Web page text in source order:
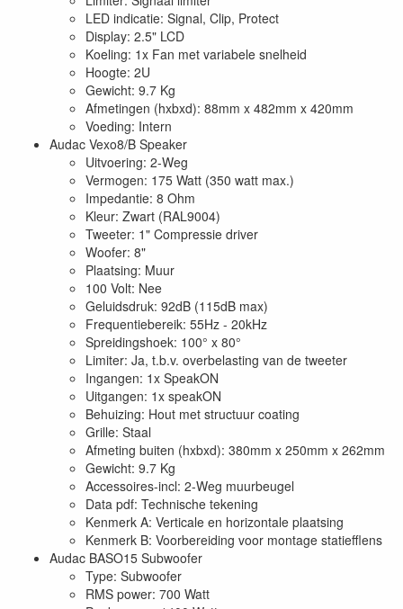
LED indicatie: Signal, Clip, Protect
Display: 2.5" LCD
Koeling: 1x Fan met variabele snelheid
Hoogte: 2U
Gewicht: 9.7 Kg
Afmetingen (hxbxd): 88mm x 482mm x 420mm
Voeding: Intern
Audac Vexo8/B Speaker
Uitvoering: 2-Weg
Vermogen: 175 Watt (350 watt max.)
Impedantie: 8 Ohm
Kleur: Zwart (RAL9004)
Tweeter: 1" Compressie driver
Woofer: 8"
Plaatsing: Muur
100 Volt: Nee
Geluidsdruk: 92dB (115dB max)
Frequentiebereik: 55Hz - 20kHz
Spreidingshoek: 100° x 80°
Limiter: Ja, t.b.v. overbelasting van de tweeter
Ingangen: 1x SpeakON
Uitgangen: 1x speakON
Behuizing: Hout met structuur coating
Grille: Staal
Afmeting buiten (hxbxd): 380mm x 250mm x 262mm
Gewicht: 9.7 Kg
Accessoires-incl: 2-Weg muurbeugel
Data pdf: Technische tekening
Kenmerk A: Verticale en horizontale plaatsing
Kenmerk B: Voorbereiding voor montage statiefflens
Audac BASO15 Subwoofer
Type: Subwoofer
RMS power: 700 Watt